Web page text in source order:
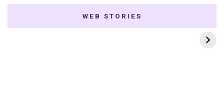
WEB STORIES
7 K-dramas Enemies
to Lovers
Thai Dramas com
First e Khaotung